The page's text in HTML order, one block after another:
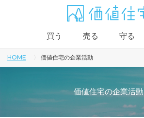
買う 売る 守る
HOME 価値住宅の企業活動
価値住宅の企業活動